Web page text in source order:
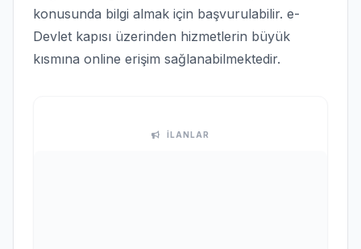
konusunda bilgi almak için başvurulabilir. e-
Devlet kapısı üzerinden hizmetlerin büyük
kısmına online erişim sağlanabilmektedir.
İLANLAR